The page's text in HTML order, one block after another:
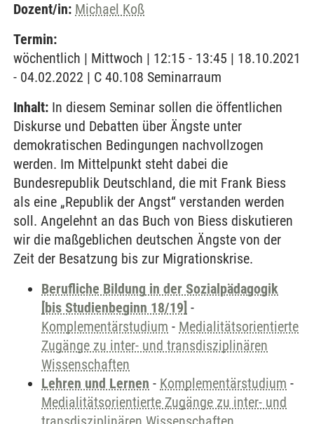
Dozent/in: Michael Koß
Termin:
wöchentlich | Mittwoch | 12:15 - 13:45 | 18.10.2021
- 04.02.2022 | C 40.108 Seminarraum
Inhalt: In diesem Seminar sollen die öffentlichen
Diskurse und Debatten über Ängste unter
demokratischen Bedingungen nachvollzogen
werden. Im Mittelpunkt steht dabei die
Bundesrepublik Deutschland, die mit Frank Biess
als eine „Republik der Angst“ verstanden werden
soll. Angelehnt an das Buch von Biess diskutieren
wir die maßgeblichen deutschen Ängste von der
Zeit der Besatzung bis zur Migrationskrise.
Berufliche Bildung in der Sozialpädagogik
[bis Studienbeginn 18/19] -
Komplementärstudium - Medialitätsorientierte
Zugänge zu inter- und transdisziplinären
Wissenschaften
Lehren und Lernen - Komplementärstudium -
Medialitätsorientierte Zugänge zu inter- und